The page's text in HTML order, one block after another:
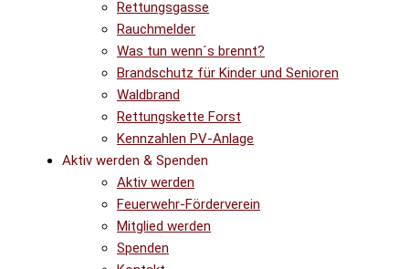
Rettungsgasse
Rauchmelder
Was tun wenn´s brennt?
Brandschutz für Kinder und Senioren
Waldbrand
Rettungskette Forst
Kennzahlen PV-Anlage
Aktiv werden & Spenden
Aktiv werden
Feuerwehr-Förderverein
Mitglied werden
Spenden